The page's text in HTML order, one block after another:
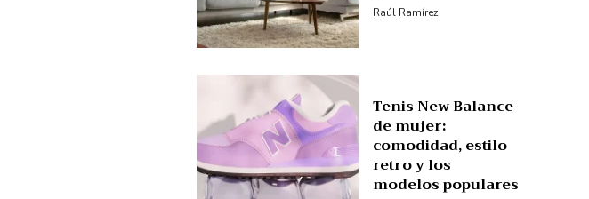
Raúl Ramírez
Tenis New Balance
de mujer:
comodidad, estilo
retro y los
modelos populares